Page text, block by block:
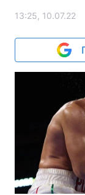
13:25, 10.07.22